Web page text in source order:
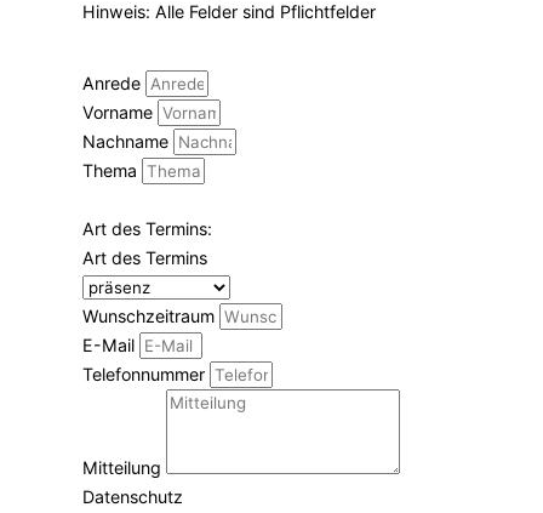
Hinweis: Alle Felder sind Pflichtfelder
Anrede
Vorname
Nachname
Thema
Art des Termins:
Art des Termins
Wunschzeitraum
E-Mail
Telefonnummer
Mitteilung
Datenschutz